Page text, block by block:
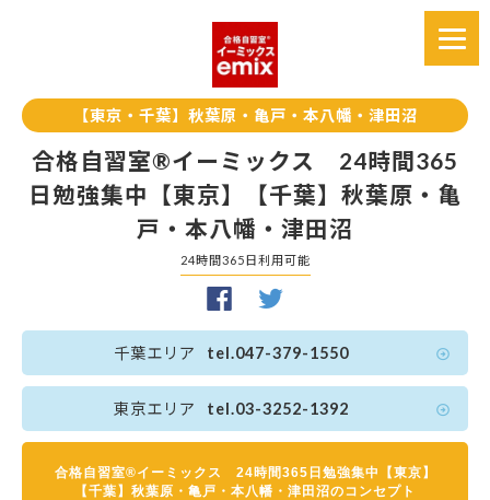
【東京・千葉】秋葉原・亀戸・本八幡・津田沼
合格自習室®イーミックス 24時間365
日勉強集中【東京】【千葉】秋葉原・亀
戸・本八幡・津田沼
24時間365日利用可能
千葉エリア tel.047-379-1550
東京エリア tel.03-3252-1392
合格自習室®イーミックス 24時間365日勉強集中【東京】
【千葉】秋葉原・亀戸・本八幡・津田沼のコンセプト